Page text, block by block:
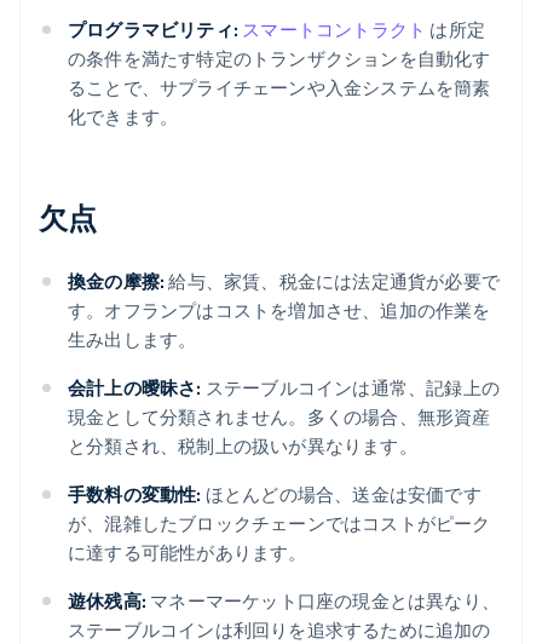
プログラマビリティ: スマートコントラクト は所定
の条件を満たす特定のトランザクションを自動化す
ることで、サプライチェーンや入金システムを簡素
化できます。
欠点
換金の摩擦: 給与、家賃、税金には法定通貨が必要で
す。オフランプはコストを増加させ、追加の作業を
生み出します。
会計上の曖昧さ: ステーブルコインは通常、記録上の
現金として分類されません。多くの場合、無形資産
と分類され、税制上の扱いが異なります。
手数料の変動性: ほとんどの場合、送金は安価です
が、混雑したブロックチェーンではコストがピーク
に達する可能性があります。
遊休残高: マネーマーケット口座の現金とは異なり、
ステーブルコインは利回りを追求するために追加の